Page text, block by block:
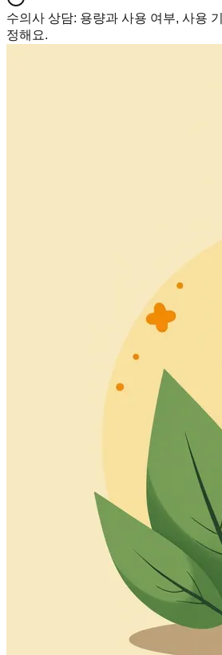
수의사 상담: 용량과 사용 여부, 사용
정해요.